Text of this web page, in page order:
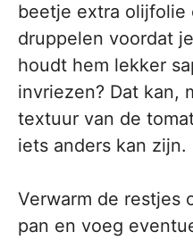
beetje extra olijfolie
druppelen voordat
houdt hem lekker
invriezen? Dat kan,
textuur van de
iets anders kan zijn.
Verwarm de restjes
pan en voeg